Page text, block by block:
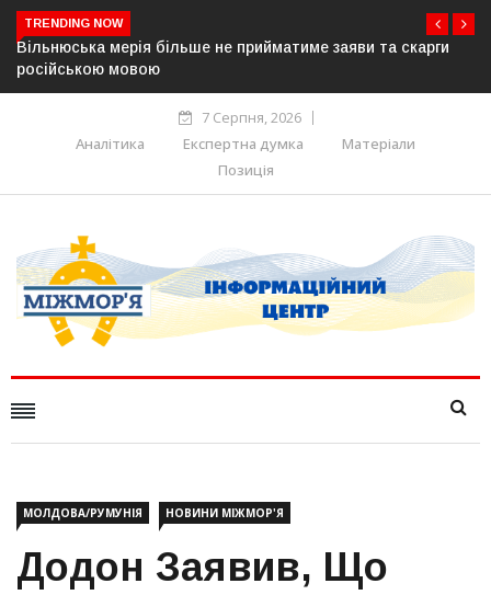
TRENDING NOW
та скарги
В Угорщині можуть обрати нового
серпня — фракція «Тиси»
7 Серпня, 2026
Аналітика
Експертна думка
Матеріали
Позиція
МОЛДОВА/РУМУНІЯ НОВИНИ МІЖМОР'Я
Додон Заявив, Що